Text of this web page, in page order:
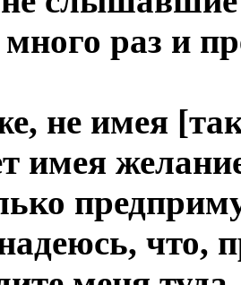
раз и
не имея
имея
что,